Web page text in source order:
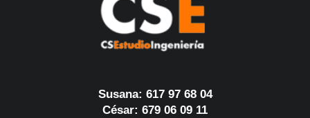
Susana: 617 97 68 04
César: 679 06 09 11